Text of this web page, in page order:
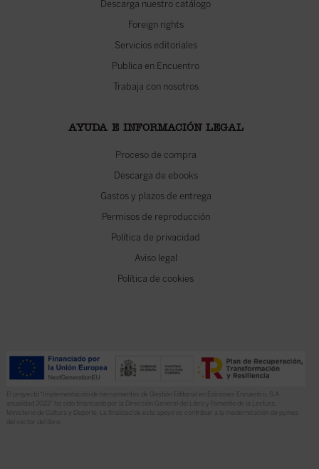
Descarga nuestro catálogo
Foreign rights
Servicios editoriales
Publica en Encuentro
Trabaja con nosotros
AYUDA E INFORMACIÓN LEGAL
Proceso de compra
Descarga de ebooks
Gastos y plazos de entrega
Permisos de reproducción
Política de privacidad
Aviso legal
Política de cookies
El proyecto “Implementación de herramientas de Gestión Editorial en Ediciones Encuentro, S.A.
anualidad 2022” ha sido financiado por la Dirección General del Libro y Fomento de la Lectura,
Ministerio de Cultura y Deporte. La finalidad de este apoyo es contribuir a la modernización de pymes
del sector del libro.